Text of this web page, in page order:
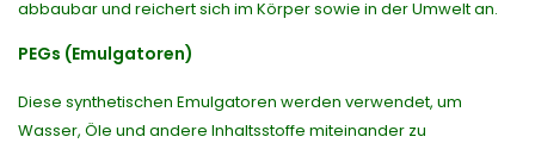
abbaubar und reichert sich im Körper sowie in der Umwelt an.
PEGs (Emulgatoren)
Diese synthetischen Emulgatoren werden verwendet, um
Wasser, Öle und andere Inhaltsstoffe miteinander zu